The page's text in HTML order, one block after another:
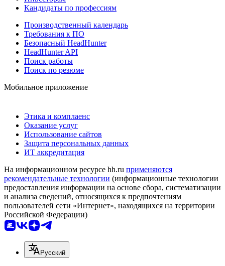
Кандидаты по профессиям
Производственный календарь
Требования к ПО
Безопасный HeadHunter
HeadHunter API
Поиск работы
Поиск по резюме
Мобильное приложение
Этика и комплаенс
Оказание услуг
Использование сайтов
Защита персональных данных
ИТ аккредитация
На информационном ресурсе hh.ru применяются
рекомендательные технологии (информационные технологии
предоставления информации на основе сбора, систематизации
и анализа сведений, относящихся к предпочтениям
пользователей сети «Интернет», находящихся на территории
Российской Федерации)
Русский